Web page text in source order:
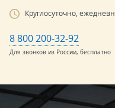
Круглосуточно,
8 800 200-32-92
Для звонков из России, бесплатно